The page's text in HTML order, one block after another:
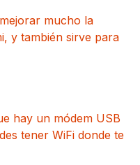
mucho la
y también sirve para
hay un módem USB
tener WiFi donde te